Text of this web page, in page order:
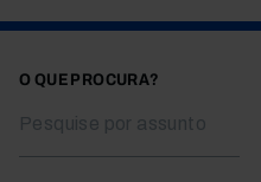
O QUE PROCURA?